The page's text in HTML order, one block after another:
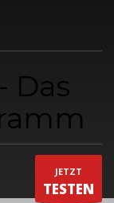
JETZT
TESTEN